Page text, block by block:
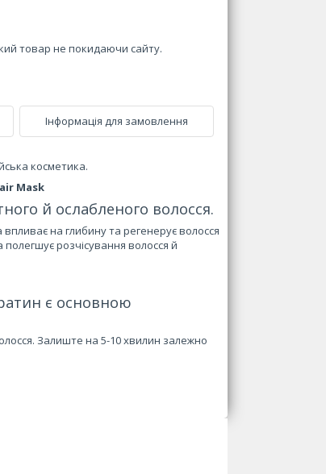
товар не покидаючи сайту.
Інформація для замовлення
косметика.
Mask
й ослабленого волосся.
на глибину та регенерує волосся
розчісування волосся й
є основною
Залиште на 5-10 хвилин залежно